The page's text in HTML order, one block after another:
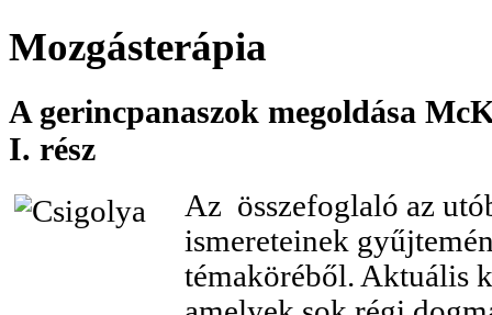
Mozgásterápia
A gerincpanaszok megoldása
I. rész
Az összefoglaló az
ismereteinek
témaköréből. Aktuális